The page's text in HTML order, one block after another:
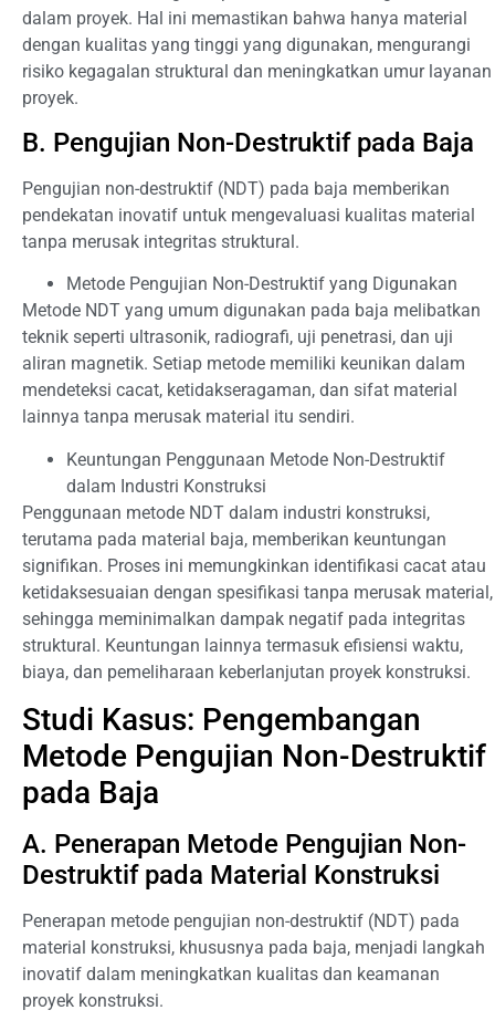
dalam proyek. Hal ini memastikan bahwa hanya material
dengan kualitas yang tinggi yang digunakan, mengurangi
risiko kegagalan struktural dan meningkatkan umur layanan
proyek.
B. Pengujian Non-Destruktif pada Baja
Pengujian non-destruktif (NDT) pada baja memberikan
pendekatan inovatif untuk mengevaluasi kualitas material
tanpa merusak integritas struktural.
Metode Pengujian Non-Destruktif yang Digunakan
Metode NDT yang umum digunakan pada baja melibatkan
teknik seperti ultrasonik, radiografi, uji penetrasi, dan uji
aliran magnetik. Setiap metode memiliki keunikan dalam
mendeteksi cacat, ketidakseragaman, dan sifat material
lainnya tanpa merusak material itu sendiri.
Keuntungan Penggunaan Metode Non-Destruktif
dalam Industri Konstruksi
Penggunaan metode NDT dalam industri konstruksi,
terutama pada material baja, memberikan keuntungan
signifikan. Proses ini memungkinkan identifikasi cacat atau
ketidaksesuaian dengan spesifikasi tanpa merusak material,
sehingga meminimalkan dampak negatif pada integritas
struktural. Keuntungan lainnya termasuk efisiensi waktu,
biaya, dan pemeliharaan keberlanjutan proyek konstruksi.
Studi Kasus: Pengembangan
Metode Pengujian Non-Destruktif
pada Baja
A. Penerapan Metode Pengujian Non-
Destruktif pada Material Konstruksi
Penerapan metode pengujian non-destruktif (NDT) pada
material konstruksi, khususnya pada baja, menjadi langkah
inovatif dalam meningkatkan kualitas dan keamanan
proyek konstruksi.